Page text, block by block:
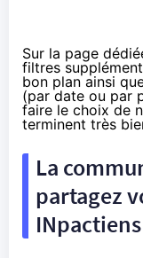
Sur la page
filtres
bon plan ainsi
(par date ou par
faire le choix de
terminent très
La
partagez
INpactiens